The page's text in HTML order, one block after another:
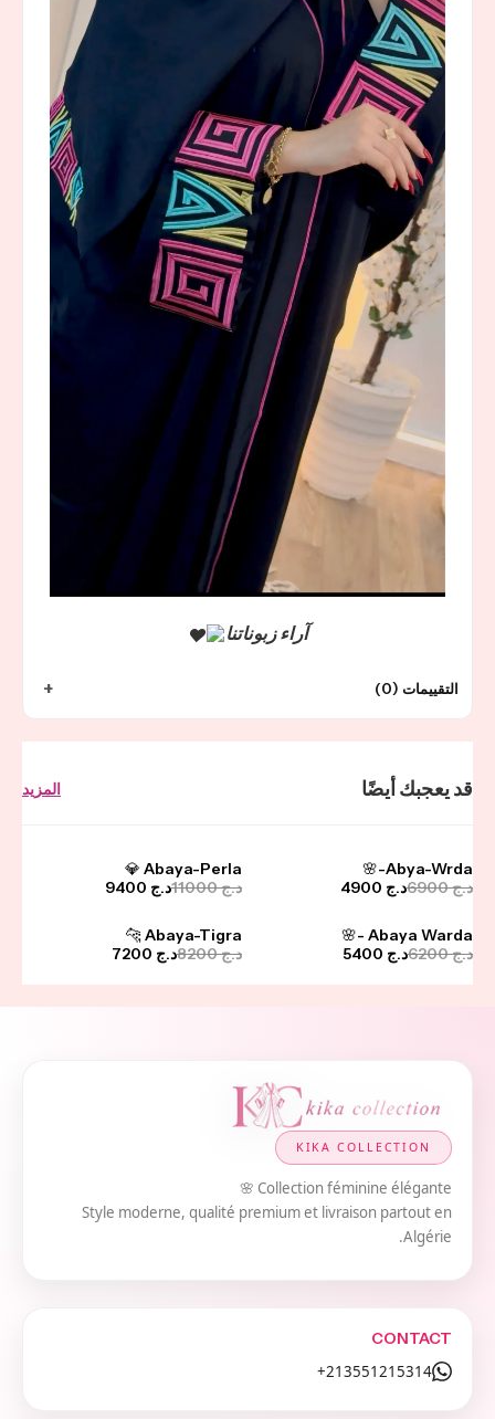
آراء زبوناتنا
التقييمات (0)
قد يعجبك أيضًا المزيد
Abya-Wrda-🌸
د.ج6900 د.ج
Abaya-Perla 💎
د.ج11000 د.ج
Abaya Warda -🌸
د.ج6200 د.ج
Abaya-Tigra 🐆
د.ج8200 د.ج
KIKA COLLECTION
Collection féminine élégante 🌸
Style moderne, qualité premium et livraison partout en
Algérie.
CONTACT
213551215314+